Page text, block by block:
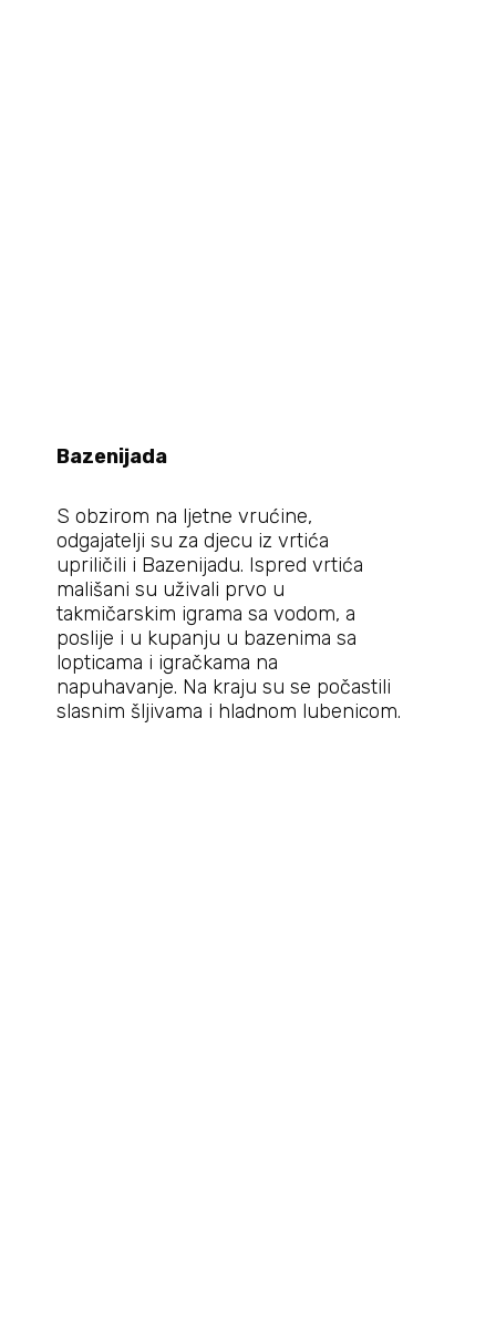
Bazenijada
S obzirom na ljetne vrućine,
odgajatelji su za djecu iz vrtića
upriličili i Bazenijadu. Ispred vrtića
mališani su uživali prvo u
takmičarskim igrama sa vodom, a
poslije i u kupanju u bazenima sa
lopticama i igračkama na
napuhavanje. Na kraju su se počastili
slasnim šljivama i hladnom lubenicom.